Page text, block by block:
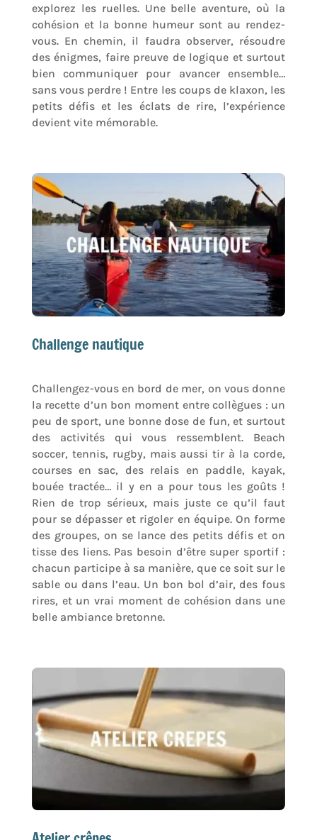
explorez les ruelles. Une belle aventure, où la
cohésion et la bonne humeur sont au rendez-
vous. En chemin, il faudra observer, résoudre
des énigmes, faire preuve de logique et surtout
bien communiquer pour avancer ensemble…
sans vous perdre ! Entre les coups de klaxon, les
petits défis et les éclats de rire, l’expérience
devient vite mémorable.
Challenge nautique
Challengez-vous en bord de mer, on vous donne
la recette d’un bon moment entre collègues : un
peu de sport, une bonne dose de fun, et surtout
des activités qui vous ressemblent. Beach
soccer, tennis, rugby, mais aussi tir à la corde,
courses en sac, des relais en paddle, kayak,
bouée tractée… il y en a pour tous les goûts !
Rien de trop sérieux, mais juste ce qu’il faut
pour se dépasser et rigoler en équipe. On forme
des groupes, on se lance des petits défis et on
tisse des liens. Pas besoin d’être super sportif :
chacun participe à sa manière, que ce soit sur le
sable ou dans l’eau. Un bon bol d’air, des fous
rires, et un vrai moment de cohésion dans une
belle ambiance bretonne.